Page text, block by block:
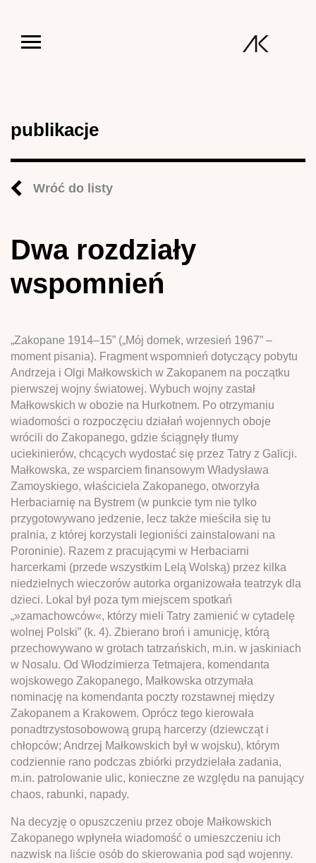
publikacje
Wróć do listy
Dwa rozdziały
wspomnień
„Zakopane 1914–15” („Mój domek, wrzesień 1967” –
moment pisania). Fragment wspomnień dotyczący pobytu
Andrzeja i Olgi Małkowskich w Zakopanem na początku
pierwszej wojny światowej. Wybuch wojny zastał
Małkowskich w obozie na Hurkotnem. Po otrzymaniu
wiadomości o rozpoczęciu działań wojennych oboje
wrócili do Zakopanego, gdzie ściągnęły tłumy
uciekinierów, chcących wydostać się przez Tatry z Galicji.
Małkowska, ze wsparciem finansowym Władysława
Zamoyskiego, właściciela Zakopanego, otworzyła
Herbaciarnię na Bystrem (w punkcie tym nie tylko
przygotowywano jedzenie, lecz także mieściła się tu
pralnia, z której korzystali legioniści zainstalowani na
Poroninie). Razem z pracującymi w Herbaciarni
harcerkami (przede wszystkim Lelą Wolską) przez kilka
niedzielnych wieczorów autorka organizowała teatrzyk dla
dzieci. Lokal był poza tym miejscem spotkań
„»zamachowców«, którzy mieli Tatry zamienić w cytadelę
wolnej Polski” (k. 4). Zbierano broń i amunicję, którą
przechowywano w grotach tatrzańskich, m.in. w jaskiniach
w Nosalu. Od Włodzimierza Tetmajera, komendanta
wojskowego Zakopanego, Małkowska otrzymała
nominację na komendanta poczty rozstawnej między
Zakopanem a Krakowem. Oprócz tego kierowała
ponadtrzystosobowową grupą harcerzy (dziewcząt i
chłopców; Andrzej Małkowskich był w wojsku), którym
codziennie rano podczas zbiórki przydzielała zadania,
m.in. patrolowanie ulic, konieczne ze względu na panujący
chaos, rabunki, napady.
Na decyzję o opuszczeniu przez oboje Małkowskich
Zakopanego wpłyneła wiadomość o umieszczeniu ich
nazwisk na liście osób do skierowania pod sąd wojenny.